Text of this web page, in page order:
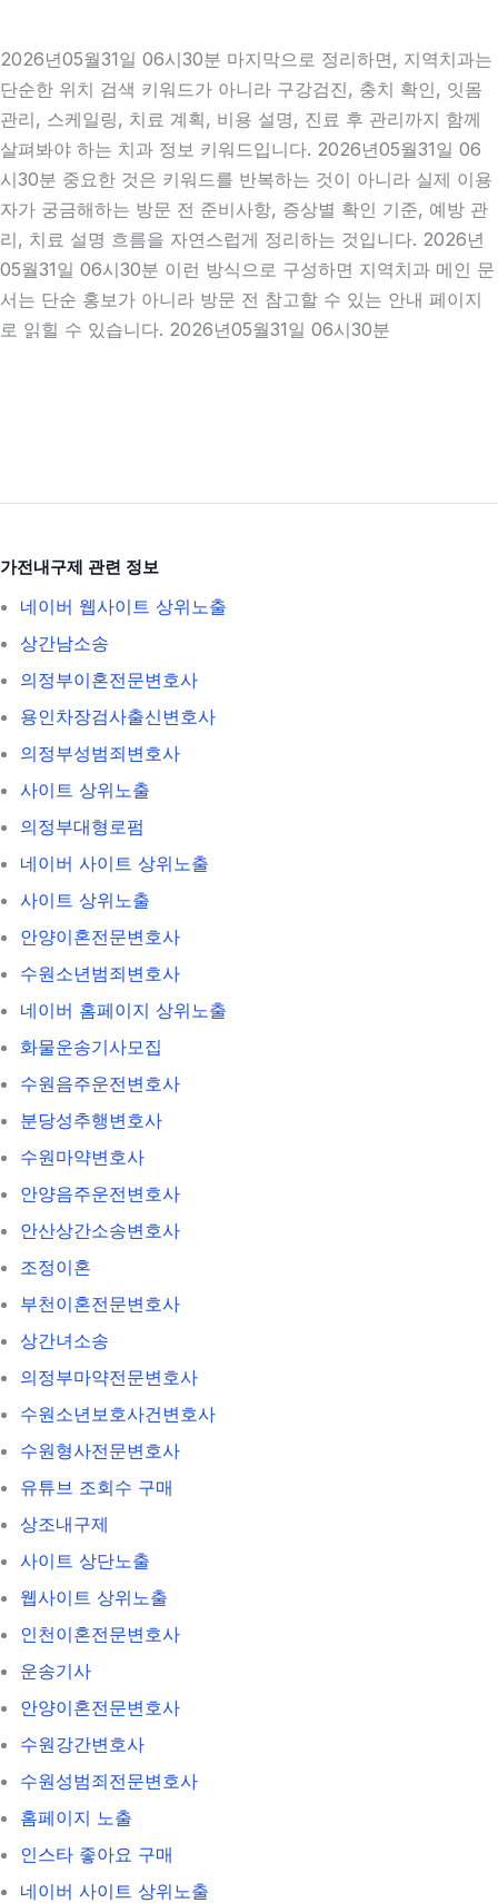
2026년05월31일 06시30분 마지막으로 정리하면, 지역치과는
단순한 위치 검색 키워드가 아니라 구강검진, 충치 확인, 잇몸
관리, 스케일링, 치료 계획, 비용 설명, 진료 후 관리까지 함께
살펴봐야 하는 치과 정보 키워드입니다. 2026년05월31일 06
시30분 중요한 것은 키워드를 반복하는 것이 아니라 실제 이용
자가 궁금해하는 방문 전 준비사항, 증상별 확인 기준, 예방 관
리, 치료 설명 흐름을 자연스럽게 정리하는 것입니다. 2026년
05월31일 06시30분 이런 방식으로 구성하면 지역치과 메인 문
서는 단순 홍보가 아니라 방문 전 참고할 수 있는 안내 페이지
로 읽힐 수 있습니다. 2026년05월31일 06시30분
가전내구제 관련 정보
네이버 웹사이트 상위노출
상간남소송
의정부이혼전문변호사
용인차장검사출신변호사
의정부성범죄변호사
사이트 상위노출
의정부대형로펌
네이버 사이트 상위노출
사이트 상위노출
안양이혼전문변호사
수원소년범죄변호사
네이버 홈페이지 상위노출
화물운송기사모집
수원음주운전변호사
분당성추행변호사
수원마약변호사
안양음주운전변호사
안산상간소송변호사
조정이혼
부천이혼전문변호사
상간녀소송
의정부마약전문변호사
수원소년보호사건변호사
수원형사전문변호사
유튜브 조회수 구매
상조내구제
사이트 상단노출
웹사이트 상위노출
인천이혼전문변호사
운송기사
안양이혼전문변호사
수원강간변호사
수원성범죄전문변호사
홈페이지 노출
인스타 좋아요 구매
네이버 사이트 상위노출